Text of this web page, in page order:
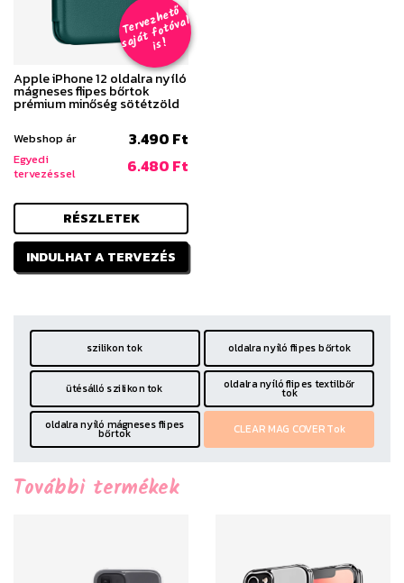
T
er
v
e
z
h
e
t
ő
s
aj
á
t
f
o
t
ó
v
al
i
s
!
Apple iPhone 12 oldalra nyíló
mágneses flipes bőrtok
prémium minőség sötétzöld
Webshop ár 3.490 Ft
Egyedi
tervezéssel
6.480 Ft
RÉSZLETEK
INDULHAT A TERVEZÉS
szilikon tok oldalra nyíló flipes bőrtok
ütésálló szilikon tok oldalra nyíló flipes textilbőr
tok
oldalra nyíló mágneses flipes
bőrtok CLEAR MAG COVER Tok
További termékek